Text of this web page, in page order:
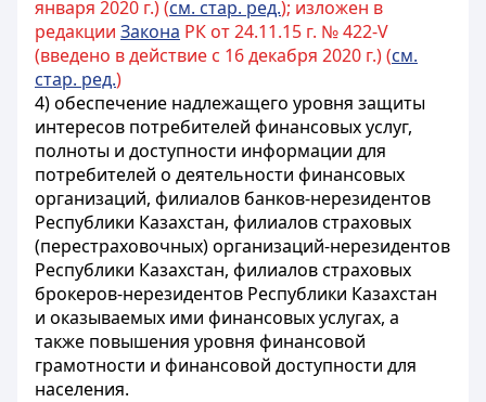
января 2020 г.) (см. стар. ред.); изложен в
редакции Закона РК от 24.11.15 г. № 422-V
(введено в действие с 16 декабря 2020 г.) (см.
стар. ред.)
4)обеспечение надлежащего уровня защиты
интересов потребителей финансовых услуг,
полноты и доступности информации для
потребителей о деятельности финансовых
организаций, филиалов банков-нерезидентов
Республики Казахстан, филиалов страховых
(перестраховочных) организаций-нерезидентов
Республики Казахстан, филиалов страховых
брокеров-нерезидентов Республики Казахстан
и оказываемых ими финансовых услугах, а
также повышения уровня финансовой
грамотности и финансовой доступности для
населения.